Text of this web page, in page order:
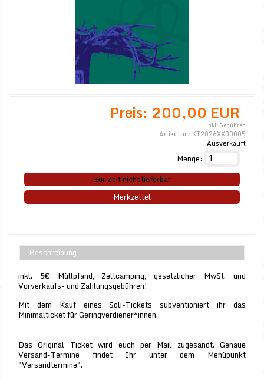
Preis: 200,00 EUR
inkl. Gebühren
Artikelnr.: KT2026XX00005
Ausverkauft
Menge:
Zur Zeit nicht lieferbar
Merkzettel
Beschreibung
inkl. 5€ Müllpfand, Zeltcamping, gesetzlicher MwSt. und
Vorverkaufs- und Zahlungsgebühren!
Mit dem Kauf eines Soli-Tickets subventioniert ihr das
Minimalticket für Geringverdiener*innen.
Das Original Ticket wird euch per Mail zugesandt. Genaue
Versand-Termine findet Ihr unter dem Menüpunkt
"Versandtermine".